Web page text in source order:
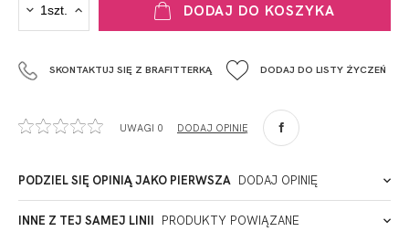
Fashiontex Group Sp.z o.o. Spółka komandytowa
+48 42 719 43 15
90-057
Polska
ADRES PUNKTU KONTAKTOWEGO
DODAJ DO KOSZYKA
SKONTAKTUJ SIĘ Z BRAFITTERKĄ DODAJ DO LISTY ŻYCZEŃ
UWAGI 0 DODAJ OPINIĘ
PODZIEL SIĘ OPINIĄ JAKO PIERWSZA DODAJ OPINIĘ
Miałeś już kontakt z naszym produktem? Zostaw opinię
INNE Z TEJ SAMEJ LINII PRODUKTY POWIĄZANE